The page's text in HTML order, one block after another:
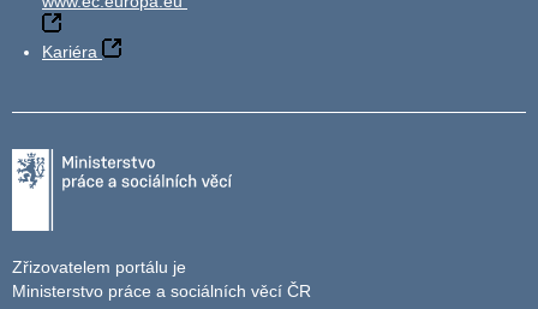
Kariéra
Zřizovatelem portálu je
Ministerstvo práce a sociálních věcí ČR